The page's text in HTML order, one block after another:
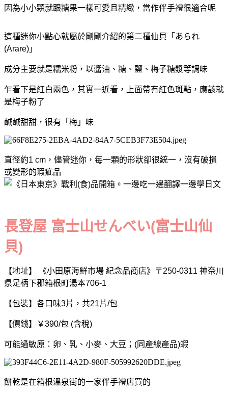
因為小小顆就跟糖果一樣可愛且精緻，當作伴手禮很適合呢
這種迷你小點心就屬於剛剛介紹的第二種仙貝「あられ
(Arare)」
成分主要就是糯米粉，以醬油、糖、鹽、梅子糖漿等調味
乍看下是紅白兩色，其實一近看，上面帶有紅色斑點，應該就
是梅子粉了
鹹鹹甜甜，很有「梅 」味
直徑約1 cm，儘管迷你，每一顆的形狀卻很統一，沒有破損
或變形的瑕疵品
長登屋 富士山せんべい(富士山仙
貝)
【地址】 《小田原海鮮市場 紀念品商店》〒250-0311 神奈川
県足柄下郡箱根町湯本706-1
【包裝】各口味3片，共21片/包
【價錢】￥390/包 (含稅)
可能過敏原：卵、乳、小麥、大豆；(同產線產品)蝦
餅乾是在箱根溫泉街的一家伴手禮店買的